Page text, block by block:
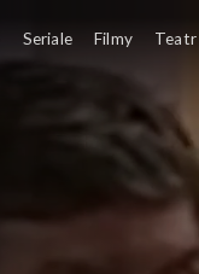
Seriale Filmy Teatr